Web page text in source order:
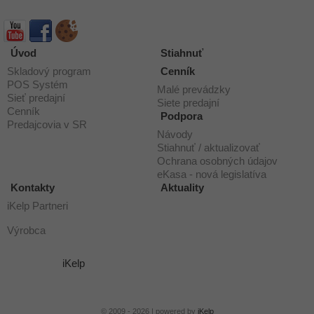
Úvod
Skladový program
POS Systém
Sieť predajní
Cenník
Predajcovia v SR
Stiahnuť
Cenník
Malé prevádzky
Siete predajní
Podpora
Návody
Stiahnuť / aktualizovať
Ochrana osobných údajov
eKasa - nová legislatíva
Kontakty
iKelp Partneri
Výrobca
Aktuality
iKelp
© 2009 - 2026 | powered by iKelp